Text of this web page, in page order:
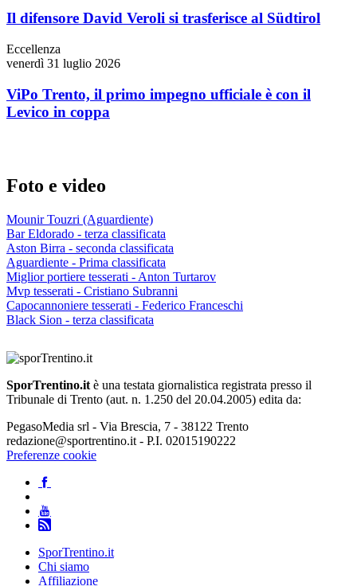
Il difensore David Veroli si trasferisce al Südtirol
Eccellenza
venerdì 31 luglio 2026
ViPo Trento, il primo impegno ufficiale è con il
Levico in coppa
Foto e video
Mounir Touzri (Aguardiente)
Bar Eldorado - terza classificata
Aston Birra - seconda classificata
Aguardiente - Prima classificata
Miglior portiere tesserati - Anton Turtarov
Mvp tesserati - Cristiano Subranni
Capocannoniere tesserati - Federico Franceschi
Black Sion - terza classificata
SporTrentino.it è una testata giornalistica registrata presso il
Tribunale di Trento (aut. n. 1.250 del 20.04.2005) edita da:
PegasoMedia srl - Via Brescia, 7 - 38122 Trento
redazione@sportrentino.it - P.I. 02015190222
Preferenze cookie
SporTrentino.it
Chi siamo
Affiliazione